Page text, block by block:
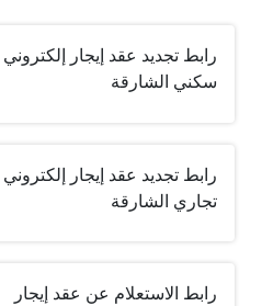
رابط تجديد عقد إيجار إلكتروني
سكني الشارقة
رابط تجديد عقد إيجار إلكتروني
تجاري الشارقة
رابط الاستعلام عن عقد إيجار